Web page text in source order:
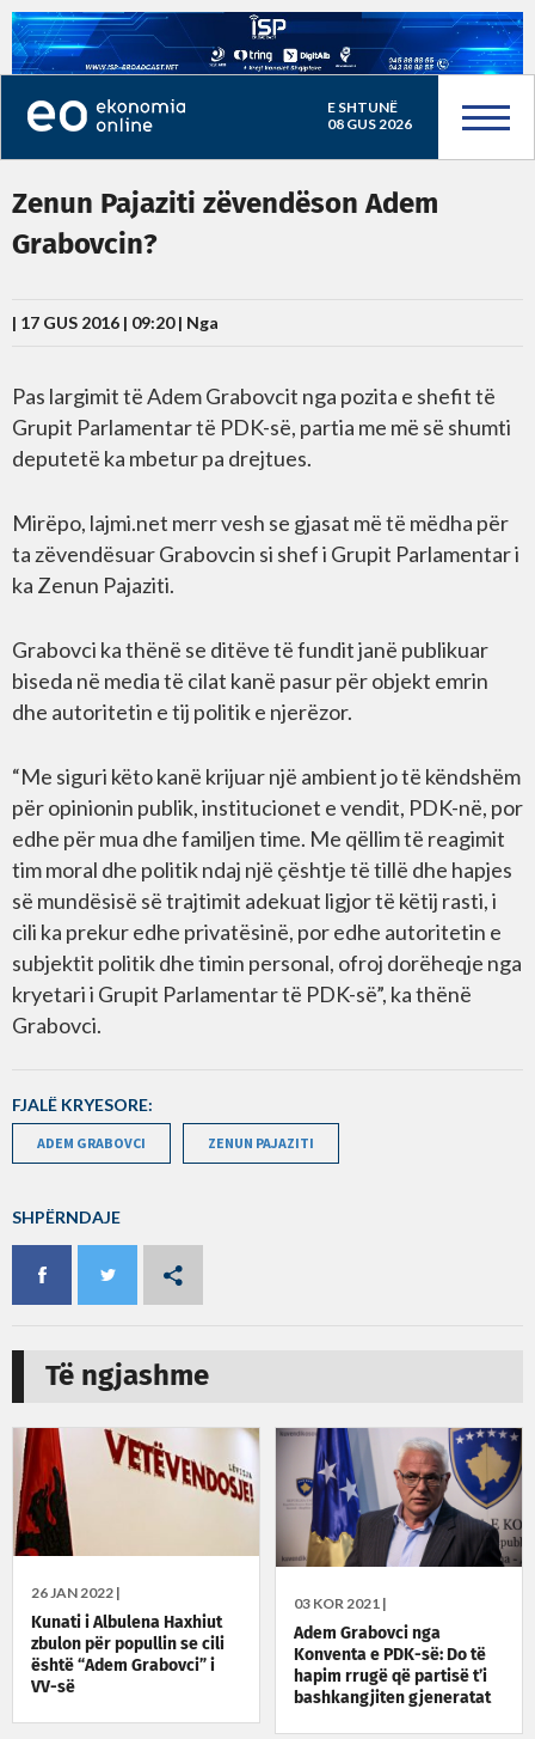
E SHTUNË
08 GUS 2026
Zenun Pajaziti zëvendëson Adem
Grabovcin?
| 17 GUS 2016 | 09:20 | Nga
Pas largimit të Adem Grabovcit nga pozita e shefit të
Grupit Parlamentar të PDK-së, partia me më së shumti
deputetë ka mbetur pa drejtues.
Mirëpo, lajmi.net merr vesh se gjasat më të mëdha për
ta zëvendësuar Grabovcin si shef i Grupit Parlamentar i
ka Zenun Pajaziti.
Grabovci ka thënë se ditëve të fundit janë publikuar
biseda në media të cilat kanë pasur për objekt emrin
dhe autoritetin e tij politik e njerëzor.
“Me siguri këto kanë krijuar një ambient jo të këndshëm
për opinionin publik, institucionet e vendit, PDK-në, por
edhe për mua dhe familjen time. Me qëllim të reagimit
tim moral dhe politik ndaj një çështje të tillë dhe hapjes
së mundësisë së trajtimit adekuat ligjor të këtij rasti, i
cili ka prekur edhe privatësinë, por edhe autoritetin e
subjektit politik dhe timin personal, ofroj dorëheqje nga
kryetari i Grupit Parlamentar të PDK-së”, ka thënë
Grabovci.
FJALË KRYESORE:
ADEM GRABOVCI ZENUN PAJAZITI
SHPËRNDAJE
Të ngjashme
26 JAN 2022 |
Kunati i Albulena Haxhiut
zbulon për popullin se cili
është “Adem Grabovci” i
VV-së
03 KOR 2021 |
Adem Grabovci nga
Konventa e PDK-së: Do të
hapim rrugë që partisë t’i
bashkangjiten gjeneratat